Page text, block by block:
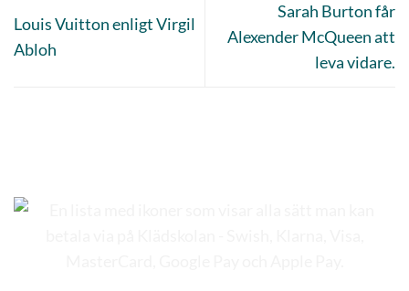
Louis Vuitton enligt Virgil
Abloh
Sarah Burton får
Alexender McQueen att
leva vidare.